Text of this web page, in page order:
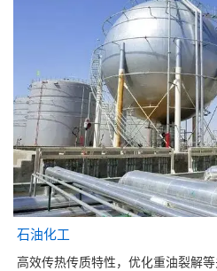
石油化工
高效传热传质特性，优化重油裂解